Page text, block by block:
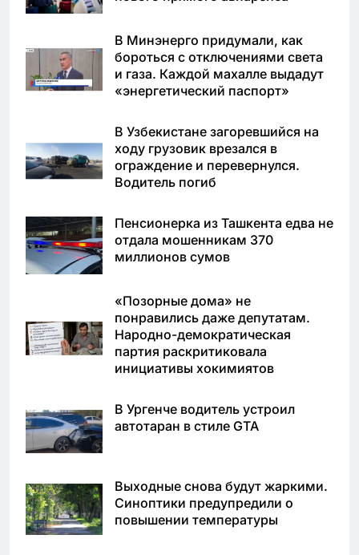
В Минэнерго придумали, как
бороться с отключениями света
и газа. Каждой махалле выдадут
«энергетический паспорт»
В Узбекистане загоревшийся на
ходу грузовик врезался в
ограждение и перевернулся.
Водитель погиб
Пенсионерка из Ташкента едва не
отдала мошенникам 370
миллионов сумов
«Позорные дома» не
понравились даже депутатам.
Народно-демократическая
партия раскритиковала
инициативы хокимиятов
В Ургенче водитель устроил
автотаран в стиле GTA
Выходные снова будут жаркими.
Синоптики предупредили о
повышении температуры